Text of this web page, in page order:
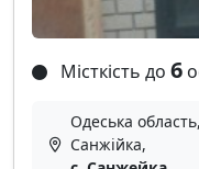
Місткість до 6
Одеська
Санжійка,